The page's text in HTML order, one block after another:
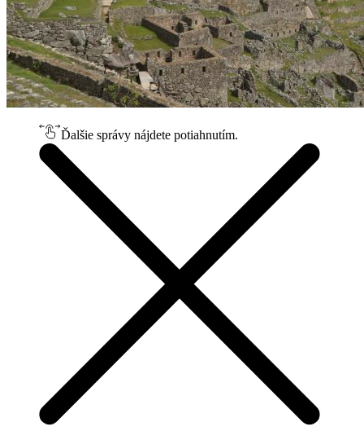
Ďalšie správy nájdete potiahnutím.